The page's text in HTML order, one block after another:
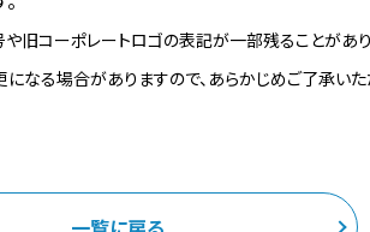
コーポレートロゴの表記が一部残ることがあり
る場合がありますので、あらかじめご了承いた